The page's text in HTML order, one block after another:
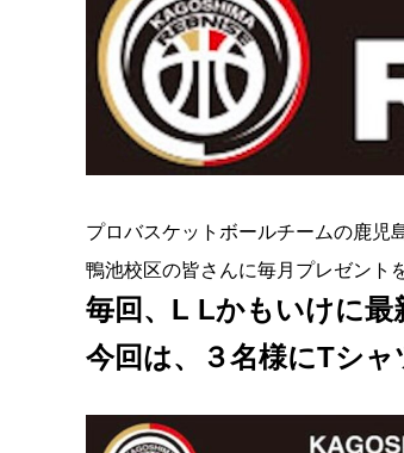
プロバスケットボールチームの鹿児
鴨池校区の皆さんに毎月プレゼント
毎回、L Lかもいけに最
今回は、３名様にTシ